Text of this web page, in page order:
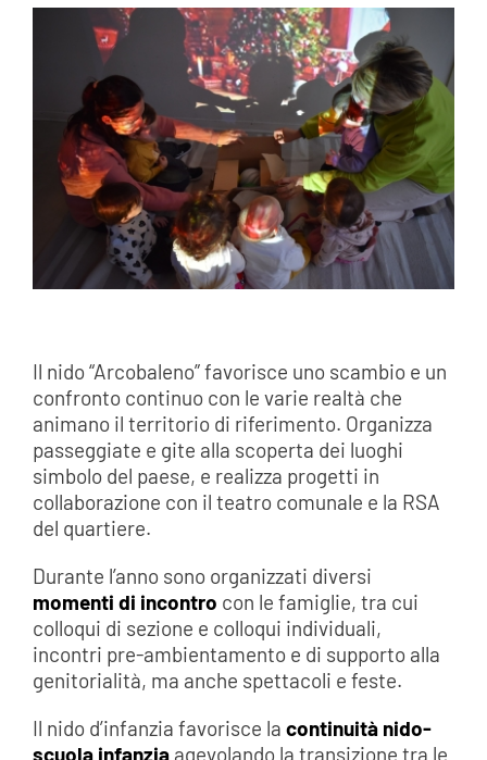
Il nido “Arcobaleno” favorisce uno scambio e un
confronto continuo con le varie realtà che
animano il territorio di riferimento. Organizza
passeggiate e gite alla scoperta dei luoghi
simbolo del paese, e realizza progetti in
collaborazione con il teatro comunale e la RSA
del quartiere.
Durante l’anno sono organizzati diversi
momenti di incontro con le famiglie, tra cui
colloqui di sezione e colloqui individuali,
incontri pre-ambientamento e di supporto alla
genitorialità, ma anche spettacoli e feste.
Il nido d’infanzia favorisce la continuità nido-
scuola infanziaagevolando la transizione tra le